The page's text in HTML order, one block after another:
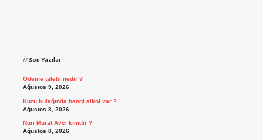
Son Yazılar
Ödeme talebi nedir ?
Ağustos 9, 2026
Kuzu kulağında hangi alkol var ?
Ağustos 8, 2026
Nuri Murat Avcı kimdir ?
Ağustos 8, 2026